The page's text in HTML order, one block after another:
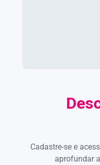
Cadastre-se e
aprofundar